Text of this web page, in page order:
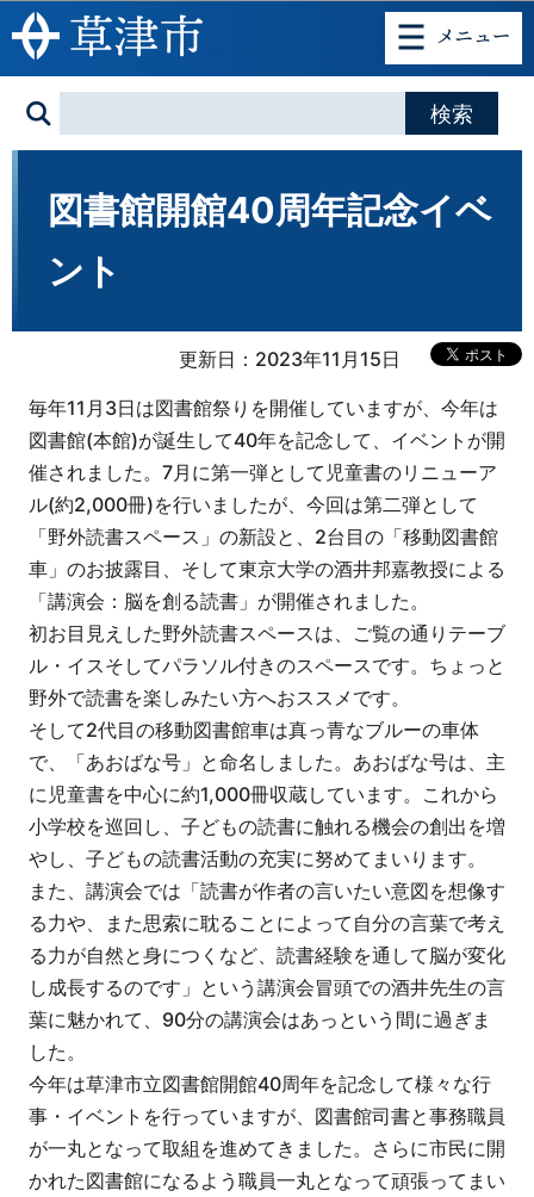
このページの本文へ移動
図書館開館40周年記念イベ
ント
更新日：2023年11月15日
毎年11月3日は図書館祭りを開催していますが、今年は
図書館(本館)が誕生して40年を記念して、イベントが開
催されました。7月に第一弾として児童書のリニューア
ル(約2,000冊)を行いましたが、今回は第二弾として
「野外読書スペース」の新設と、2台目の「移動図書館
車」のお披露目、そして東京大学の酒井邦嘉教授による
「講演会：脳を創る読書」が開催されました。
初お目見えした野外読書スペースは、ご覧の通りテーブ
ル・イスそしてパラソル付きのスペースです。ちょっと
野外で読書を楽しみたい方へおススメです。
そして2代目の移動図書館車は真っ青なブルーの車体
で、「あおばな号」と命名しました。あおばな号は、主
に児童書を中心に約1,000冊収蔵しています。これから
小学校を巡回し、子どもの読書に触れる機会の創出を増
やし、子どもの読書活動の充実に努めてまいります。
また、講演会では「読書が作者の言いたい意図を想像す
る力や、また思索に耽ることによって自分の言葉で考え
る力が自然と身につくなど、読書経験を通して脳が変化
し成長するのです」という講演会冒頭での酒井先生の言
葉に魅かれて、90分の講演会はあっという間に過ぎま
した。
今年は草津市立図書館開館40周年を記念して様々な行
事・イベントを行っていますが、図書館司書と事務職員
が一丸となって取組を進めてきました。さらに市民に開
かれた図書館になるよう職員一丸となって頑張ってまい